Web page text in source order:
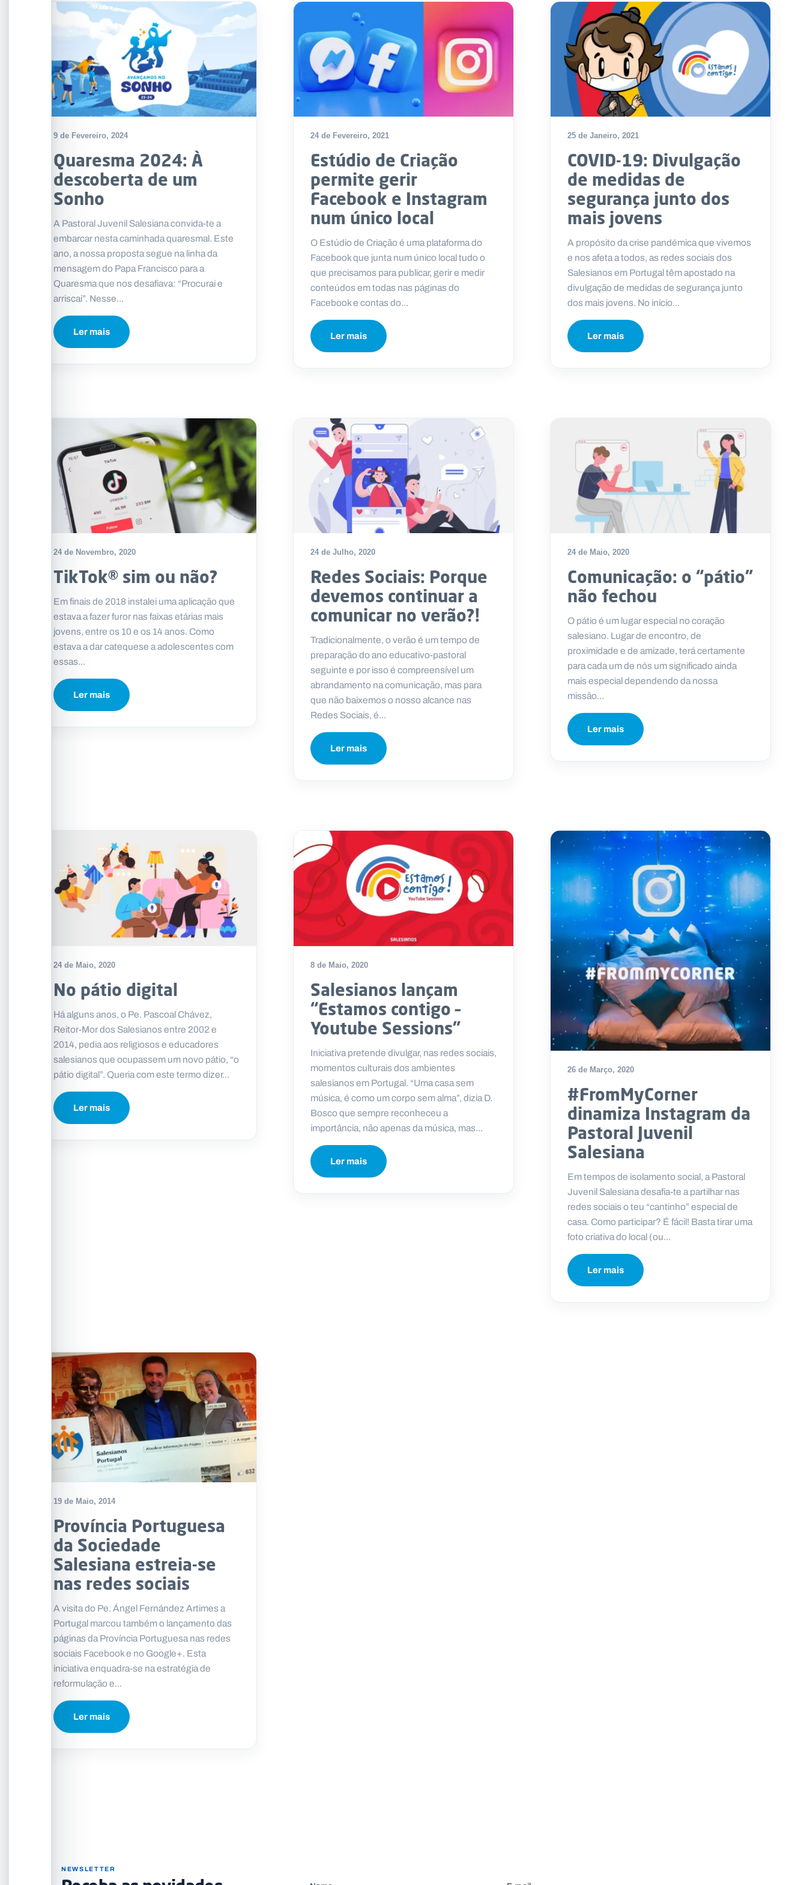
9 de Fevereiro, 2024
Quaresma 2024: À
descoberta de um
Sonho
A Pastoral Juvenil Salesiana convida-te a
embarcar nesta caminhada quaresmal. Este
ano, a nossa proposta segue na linha da
mensagem do Papa Francisco para a
Quaresma que nos desafiava: “Procurai e
arriscai”. Nesse...
Ler mais
24 de Fevereiro, 2021
Estúdio de Criação
permite gerir
Facebook e Instagram
num único local
O Estúdio de Criação é uma plataforma do
Facebook que junta num único local tudo o
que precisamos para publicar, gerir e medir
conteúdos em todas nas páginas do
Facebook e contas do...
Ler mais
25 de Janeiro, 2021
COVID-19: Divulgação
de medidas de
segurança junto dos
mais jovens
A propósito da crise pandémica que vivemos
e nos afeta a todos, as redes sociais dos
Salesianos em Portugal têm apostado na
divulgação de medidas de segurança junto
dos mais jovens. No início...
Ler mais
24 de Novembro, 2020
TikTok® sim ou não?
Em finais de 2018 instalei uma aplicação que
estava a fazer furor nas faixas etárias mais
jovens, entre os 10 e os 14 anos. Como
estava a dar catequese a adolescentes com
essas...
Ler mais
24 de Julho, 2020
Redes Sociais: Porque
devemos continuar a
comunicar no verão?!
Tradicionalmente, o verão é um tempo de
preparação do ano educativo-pastoral
seguinte e por isso é compreensível um
abrandamento na comunicação, mas para
que não baixemos o nosso alcance nas
Redes Sociais, é...
Ler mais
24 de Maio, 2020
Comunicação: o “pátio”
não fechou
O pátio é um lugar especial no coração
salesiano. Lugar de encontro, de
proximidade e de amizade, terá certamente
para cada um de nós um significado ainda
mais especial dependendo da nossa
missão...
Ler mais
24 de Maio, 2020
No pátio digital
Há alguns anos, o Pe. Pascoal Chávez,
Reitor-Mor dos Salesianos entre 2002 e
2014, pedia aos religiosos e educadores
salesianos que ocupassem um novo pátio, “o
pátio digital”. Queria com este termo dizer...
Ler mais
8 de Maio, 2020
Salesianos lançam
“Estamos contigo –
Youtube Sessions”
Iniciativa pretende divulgar, nas redes sociais,
momentos culturais dos ambientes
salesianos em Portugal. “Uma casa sem
música, é como um corpo sem alma”, dizia D.
Bosco que sempre reconheceu a
importância, não apenas da música, mas...
Ler mais
26 de Março, 2020
#FromMyCorner
dinamiza Instagram da
Pastoral Juvenil
Salesiana
Em tempos de isolamento social, a Pastoral
Juvenil Salesiana desafia-te a partilhar nas
redes sociais o teu “cantinho” especial de
casa. Como participar? É fácil! Basta tirar uma
foto criativa do local (ou...
Ler mais
19 de Maio, 2014
Província Portuguesa
da Sociedade
Salesiana estreia-se
nas redes sociais
A visita do Pe. Ángel Fernández Artimes a
Portugal marcou também o lançamento das
páginas da Província Portuguesa nas redes
sociais Facebook e no Google+. Esta
iniciativa enquadra-se na estratégia de
reformulação e...
Ler mais
NEWSLETTER